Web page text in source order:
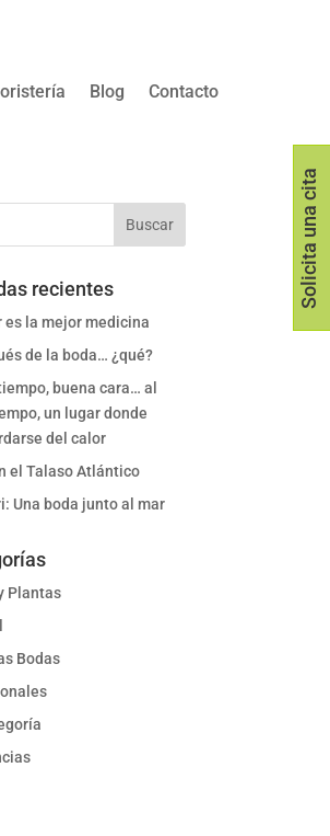
Blog Contacto
recientes
es la mejor medicina
de la boda… ¿qué?
buena cara… al
un lugar donde
del calor
el Talaso Atlántico
Una boda junto al mar
Plantas
Bodas
Solicita una cita